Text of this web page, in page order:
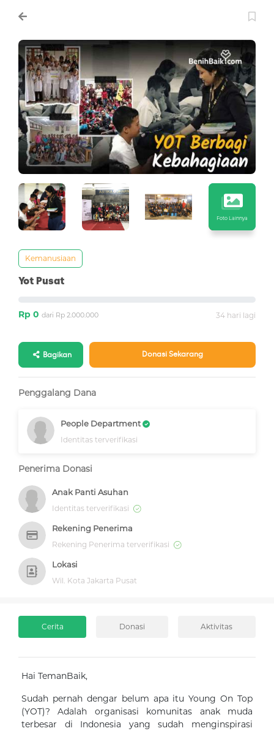
Foto Lainnya
Kemanusiaan
Yot Pusat
Rp 0 dari Rp 2.000.000 34 hari lagi
Bagikan Donasi Sekarang
Penggalang Dana
People Department
Identitas terverifikasi
Penerima Donasi
Anak Panti Asuhan
Identitas terverifikasi
Rekening Penerima
Rekening Penerima terverifikasi
Lokasi
Wil. Kota Jakarta Pusat
Cerita Donasi Aktivitas
Hai TemanBaik,
Sudah pernah dengar belum apa itu Young On Top
(YOT)? Adalah organisasi komunitas anak muda
terbesar di Indonesia yang sudah menginspirasi